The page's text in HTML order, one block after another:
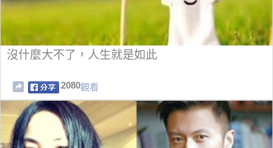
沒什麼大不了，人生就是如此
2080觀看